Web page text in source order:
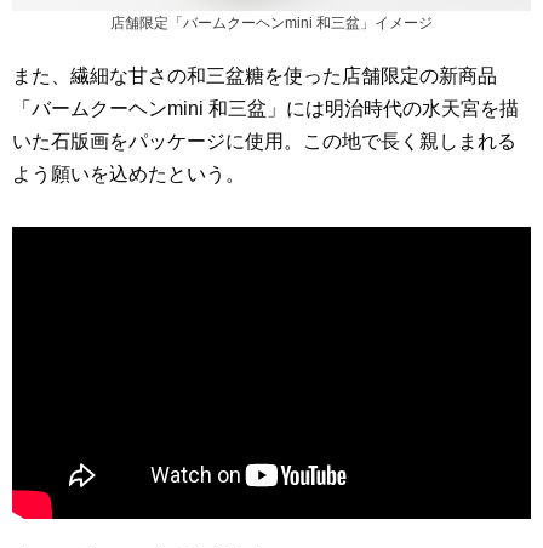
店舗限定「バームクーヘンmini 和三盆」イメージ
また、繊細な甘さの和三盆糖を使った店舗限定の新商品
「バームクーヘンmini 和三盆」には明治時代の水天宮を描
いた石版画をパッケージに使用。この地で長く親しまれる
よう願いを込めたという。